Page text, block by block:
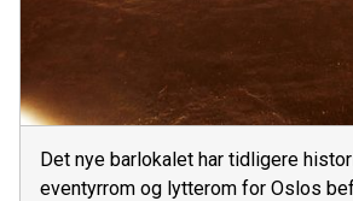
Det nye barlokalet har tidligere
eventyrrom og lytterom for Oslos